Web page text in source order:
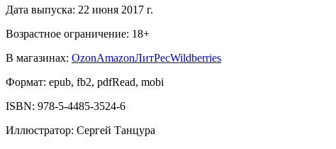
Дата выпуска: 22 июня 2017 г.
Возрастное ограничение: 18+
В магазинах: OzonAmazonЛитРесWildberries
Формат: epub, fb2, pdfRead, mobi
ISBN: 978-5-4485-3524-6
Иллюстратор: Сергей Танцура